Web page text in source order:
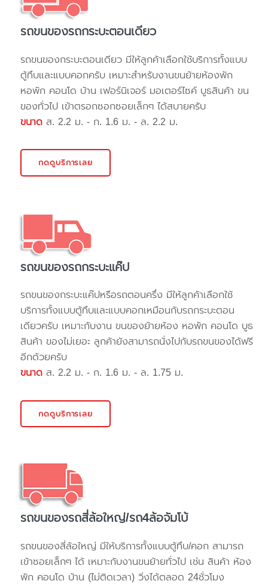
รถขนของรถกระบะตอนเดียว
รถขนของกระบะตอนเดียว มีให้ลูกค้าเลือกใช้บริการทั้งแบบ
ตู้ทึบและแบบคอกครับ เหมาะสำหรับงานขนย้ายห้องพัก
หอพัก คอนโด บ้าน เฟอร์นิเจอร์ มอเตอร์ไซค์ บูธสินค้า ขน
ของทั่วไป เข้าตรอกซอกซอยเล็กๆ ได้สบายครับ
ขนาด ส. 2.2 ม. - ก. 1.6 ม. - ล. 2.2 ม.
กดดูบริการเลย
รถขนของรถกระบะแค๊ป
รถขนของกระบะแค๊ปหรือรถตอนครึ่ง มีให้ลูกค้าเลือกใช้
บริการทั้งแบบตู้ทึบและแบบคอกเหมือนกับรถกระบะตอน
เดียวครับ เหมาะกับงาน ขนของย้ายห้อง หอพัก คอนโด บูธ
สินค้า ของไม่เยอะ ลูกค้ายังสามารถนั่งไปกับรถขนของได้ฟรี
อีกด้วยครับ
ขนาด ส. 2.2 ม. - ก. 1.6 ม. - ล. 1.75 ม.
กดดูบริการเลย
รถขนของรถสี่ล้อใหญ่/รถ4ล้อจัมโบ้
รถขนของสี่ล้อใหญ่ มีให้บริการทั้งแบบตู้ทึบ/คอก สามารถ
เข้าซอยเล็กๆ ได้ เหมาะกับงานขนย้ายทั่วไป เช่น สินค้า ห้อง
พัก คอนโด บ้าน (ไม่ติดเวลา) วิ่งได้ตลอด 24ชั่วโมง